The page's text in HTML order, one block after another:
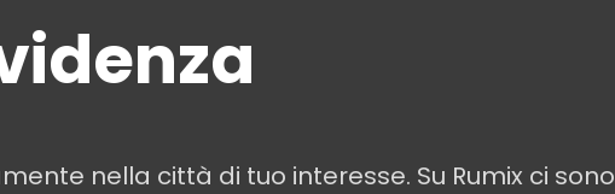
nella città di tuo interesse. Su Rumix ci sono